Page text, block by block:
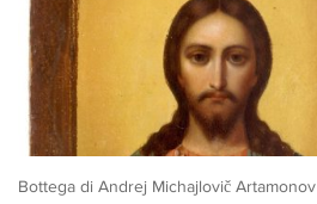
Bottega di Andrej Michajlovič Artamonov